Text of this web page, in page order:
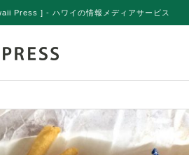
Press ] - ハワイの情報メディアサービス